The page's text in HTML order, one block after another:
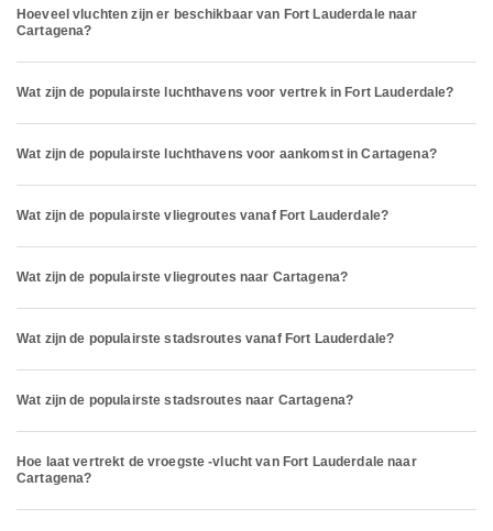
Hoeveel vluchten zijn er beschikbaar van Fort Lauderdale naar
Cartagena?
Wat zijn de populairste luchthavens voor vertrek in Fort Lauderdale?
Wat zijn de populairste luchthavens voor aankomst in Cartagena?
Wat zijn de populairste vliegroutes vanaf Fort Lauderdale?
Wat zijn de populairste vliegroutes naar Cartagena?
Wat zijn de populairste stadsroutes vanaf Fort Lauderdale?
Wat zijn de populairste stadsroutes naar Cartagena?
Hoe laat vertrekt de vroegste -vlucht van Fort Lauderdale naar
Cartagena?